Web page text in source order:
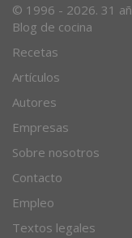
© 1996 - 2026. 31
Blog de cocina
Recetas
Artículos
Autores
Empresas
Sobre nosotros
Contacto
Empleo
Textos legales